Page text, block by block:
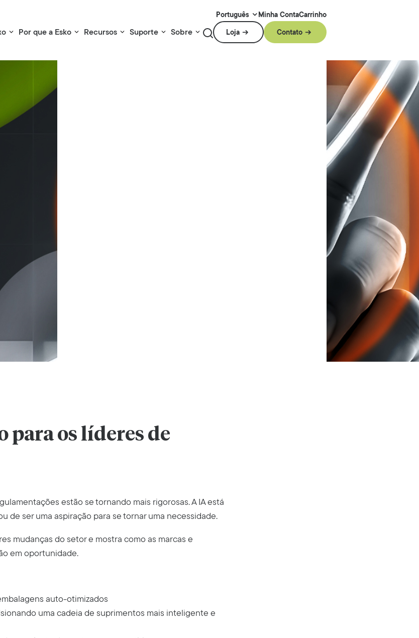
Português Minha ContaCarrinho
Por que a Esko Recursos Suporte Sobre Loja Contato
para os líderes de
estão se tornando mais rigorosas. A IA está
de ser uma aspiração para se tornar uma necessidade.
mudanças do setor e mostra como as marcas e
em oportunidade.
auto-otimizados
uma cadeia de suprimentos mais inteligente e